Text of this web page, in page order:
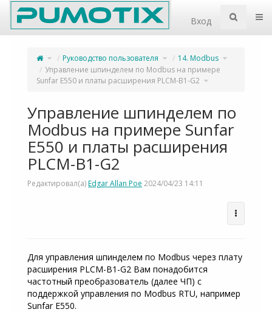
Home
Вход
Переключите
родительское
дерево
из
Управление
шпинделем
по
Modbus
на
примере
Sunfar
Руководство пользователя Переключите
дерево
иерархии
под
Руководство
пользователя.
14. Modbus Переключите
дерево
иерархии
Управление шпинделем по Modbus на примере
Sunfar E550 и платы расширения PLCM-B1-G2 Переключите
дерево
иерархии
Sunfar
E550
и
платы
расширения
PLCM-
B1-
G2.
Управление шпинделем по
Modbus на примере Sunfar
E550 и платы расширения
PLCM-B1-G2
Редактировал(а)Edgar Allan Poe 2024/04/23 14:11
Для управления шпинделем по Modbus через плату
расширения PLCM-B1-G2 Вам понадобится
частотный преобразователь (далее ЧП) с
поддержкой управления по Modbus RTU, например
Sunfar E550.